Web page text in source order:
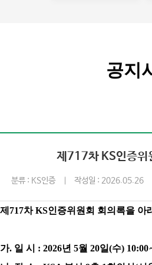
공지
제717차 KS인증위
분류 : KS인증 작성일 : 2026.05.26
제 717차KS인증위원회 회의록을 아
가. 일 시 : 2026년 5월 20일(수) 10:00